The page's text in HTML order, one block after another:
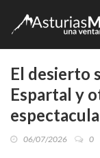
El desierto
Espartal y
06/07/2026 0